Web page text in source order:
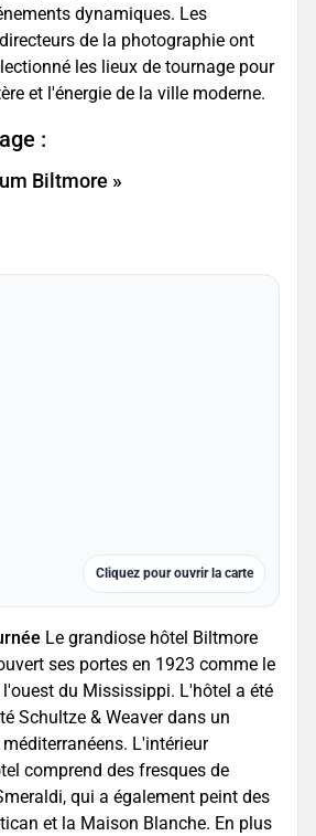
dynamiques. Les
de la photographie ont
les lieux de tournage pour
et l'énergie de la ville moderne.
:
Biltmore »
Cliquez pour ouvrir la carte
Le grandiose hôtel Biltmore
ses portes en 1923 comme le
du Mississippi. L'hôtel a été
Schultze & Weaver dans un
L'intérieur
comprend des fresques de
qui a également peint des
et la Maison Blanche. En plus